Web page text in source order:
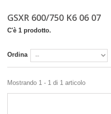
GSXR 600/750 K6 06 07
C'è 1 prodotto.
Ordina
Mostrando 1 - 1 di 1 articolo